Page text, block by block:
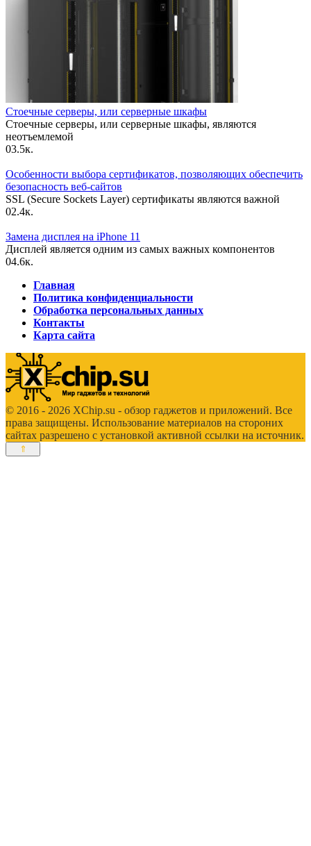
Стоечные серверы, или серверные шкафы
Стоечные серверы, или серверные шкафы, являются
неотъемлемой
03.5к.
Особенности выбора сертификатов, позволяющих обеспечить
безопасность веб-сайтов
SSL (Secure Sockets Layer) сертификаты являются важной
02.4к.
Замена дисплея на iPhone 11
Дисплей является одним из самых важных компонентов
04.6к.
Главная
Политика конфиденциальности
Обработка персональных данных
Контакты
Карта сайта
© 2016 - 2026 XChip.su - обзор гаджетов и приложений. Все
права защищены. Использование материалов на стороних
сайтах разрешено с установкой активной ссылки на источник.